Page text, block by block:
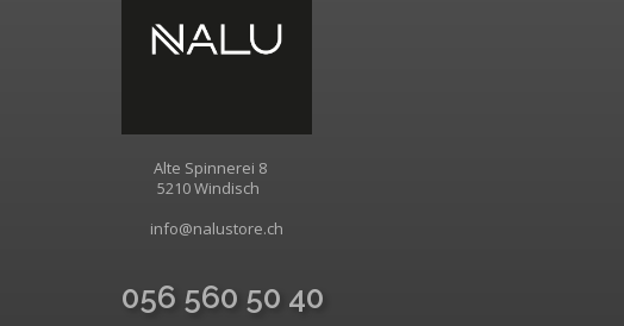
Alte Spinnerei 8
5210 Windisch
info@nalustore.ch
056 560 50 40